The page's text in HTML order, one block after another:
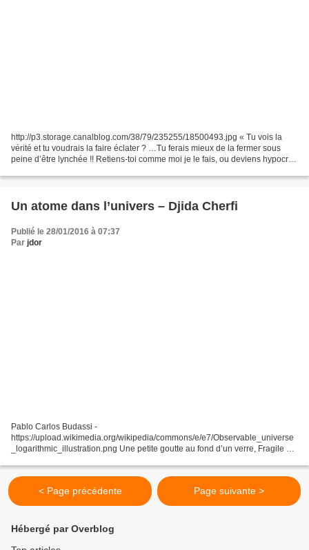
http://p3.storage.canalblog.com/38/79/235255/18500493.jpg « Tu vois la
vérité et tu voudrais la faire éclater ? …Tu ferais mieux de la fermer sous
peine d’être lynchée !! Retiens-toi comme moi je le fais, ou deviens hypocrite
Un atome dans l’univers – Djida Cherfi
Publié le 28/01/2016 à 07:37
Par jdor
Pablo Carlos Budassi -
https://upload.wikimedia.org/wikipedia/commons/e/e7/Observable_universe
_logarithmic_illustration.png Une petite goutte au fond d’un verre, Fragile de
s’envoler...
< Page précédente Page suivante >
Hébergé par Overblog